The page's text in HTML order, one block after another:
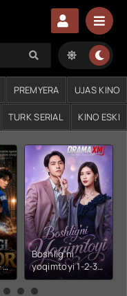
PREMYERA UJAS KINO
TURK SERIAL KINO ESKI
Boshlig'ni
yoqimtoyi 1-2-3-
4-5-6-7-10-20-
30-50-60-70-80-